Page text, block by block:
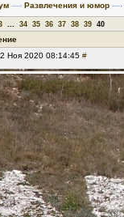
—› Развлечения и юмор —›
34 35 36 37 38 39 40
Ноя 2020 08:14:45 #